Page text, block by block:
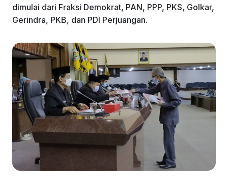
dimulai dari Fraksi Demokrat, PAN, PPP, PKS, Golkar,
Gerindra, PKB, dan PDI Perjuangan.